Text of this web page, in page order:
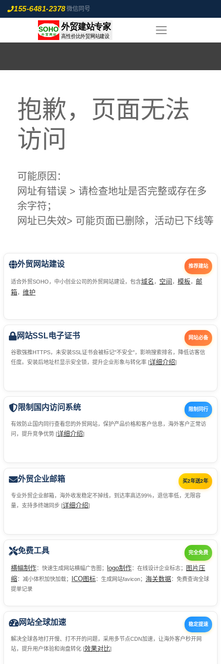
155-6481-2378微信同号
抱歉，页面无法
访问
可能原因：
网址有错误 > 请检查地址是否完整或存在多
余字符；
网址已失效> 可能页面已删除，活动已下线等
推荐建站
外贸网站建设
适合外贸SOHO，中小创业公司的外贸网站建设，包含域名 ， 空间 ， 模板 ， 邮
箱， 维护
网站必备
网站SSL电子证书
谷歌强推HTTPS，未安装SSL证书会被标记"不安全"，影响搜索排名，降低访客信
任度。安装后地址栏显示安全锁，提升企业形象与转化率 [详细介绍]
限制同行
限制国内访问系统
有效防止国内同行查看您的外贸网站，保护产品价格和客户信息，海外客户正常访
问，提升竞争优势 [详细介绍]
买2年送2年
外贸企业邮箱
专业外贸企业邮箱，海外收发稳定不掉线，到达率高达99%，退信率低，无限容
量，支持多终端同步 [详细介绍]
完全免费
免费工具
横幅制作：快速生成网站横幅广告图； logo制作：在线设计企业标志；
图片压
缩：减小体积加快加载； ICO图标：生成网站favicon； 海关数据：免费查询全球
提单记录
稳定提速
网站全球加速
解决全球各地打开慢、打不开的问题，采用多节点CDN加速，让海外客户秒开网
站，提升用户体验和询盘转化 [效果对比]